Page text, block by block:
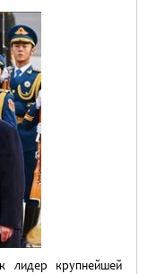
лидер крупнейшей